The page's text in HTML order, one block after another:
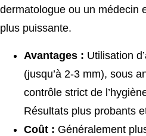
dermatologue ou un médecin
plus puissante.
Avantages : Utilisation
(jusqu’à 2-3 mm), sous
contrôle strict de
Résultats plus probants
Coût : Généralement